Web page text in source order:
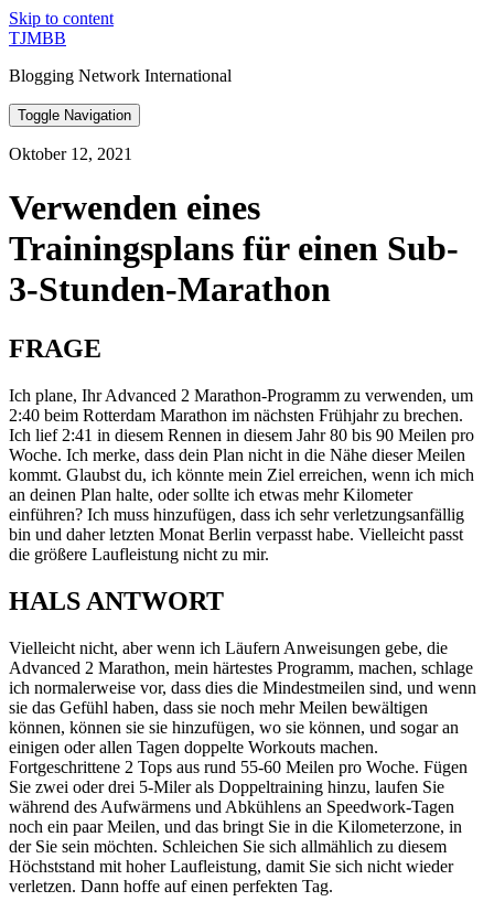
Skip to content
TJMBB
Blogging Network International
Toggle Navigation
Oktober 12, 2021
Verwenden eines
Trainingsplans für einen Sub-
3-Stunden-Marathon
FRAGE
Ich plane, Ihr Advanced 2 Marathon-Programm zu verwenden, um
2:40 beim Rotterdam Marathon im nächsten Frühjahr zu brechen.
Ich lief 2:41 in diesem Rennen in diesem Jahr 80 bis 90 Meilen pro
Woche. Ich merke, dass dein Plan nicht in die Nähe dieser Meilen
kommt. Glaubst du, ich könnte mein Ziel erreichen, wenn ich mich
an deinen Plan halte, oder sollte ich etwas mehr Kilometer
einführen? Ich muss hinzufügen, dass ich sehr verletzungsanfällig
bin und daher letzten Monat Berlin verpasst habe. Vielleicht passt
die größere Laufleistung nicht zu mir.
HALS ANTWORT
Vielleicht nicht, aber wenn ich Läufern Anweisungen gebe, die
Advanced 2 Marathon, mein härtestes Programm, machen, schlage
ich normalerweise vor, dass dies die Mindestmeilen sind, und wenn
sie das Gefühl haben, dass sie noch mehr Meilen bewältigen
können, können sie sie hinzufügen, wo sie können, und sogar an
einigen oder allen Tagen doppelte Workouts machen.
Fortgeschrittene 2 Tops aus rund 55-60 Meilen pro Woche. Fügen
Sie zwei oder drei 5-Miler als Doppeltraining hinzu, laufen Sie
während des Aufwärmens und Abkühlens an Speedwork-Tagen
noch ein paar Meilen, und das bringt Sie in die Kilometerzone, in
der Sie sein möchten. Schleichen Sie sich allmählich zu diesem
Höchststand mit hoher Laufleistung, damit Sie sich nicht wieder
verletzen. Dann hoffe auf einen perfekten Tag.